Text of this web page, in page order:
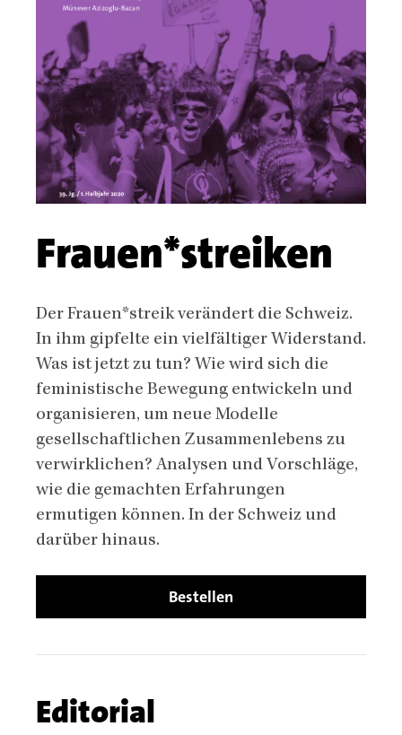
Frauen*streiken
Body
Der Frauen*streik verändert die Schweiz.
In ihm gipfelte ein vielfältiger Widerstand.
Was ist jetzt zu tun? Wie wird sich die
feministische Bewegung entwickeln und
organisieren, um neue Modelle
gesellschaftlichen Zusammenlebens zu
verwirklichen? Analysen und Vorschläge,
wie die gemachten Erfahrungen
ermutigen können. In der Schweiz und
darüber hinaus.
Bestellen
Chapter
name
Editorial